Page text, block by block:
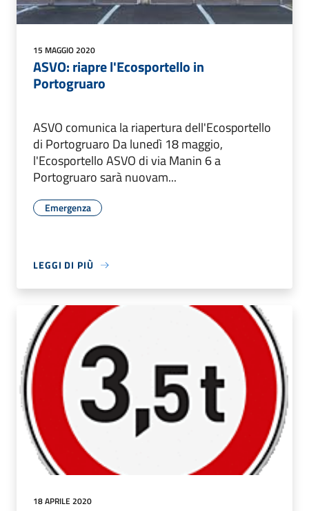
15 MAGGIO 2020
ASVO: riapre l'Ecosportello in
Portogruaro
ASVO comunica la riapertura dell'Ecosportello
di Portogruaro Da lunedì 18 maggio,
l'Ecosportello ASVO di via Manin 6 a
Portogruaro sarà nuovam...
Emergenza
LEGGI DI PIÙ
18 APRILE 2020